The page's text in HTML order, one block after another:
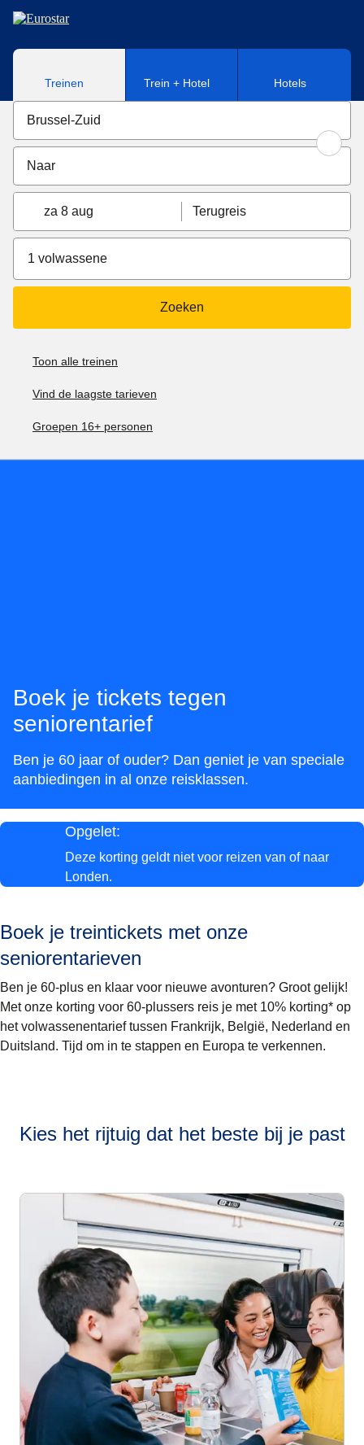
Naar hoofdinhoud
Treinen Trein + Hotel Hotels
za 8 aug Terugreis
1 volwassene
Zoeken
Toon alle treinen
Vind de laagste tarieven
Groepen 16+ personen
Boek je tickets tegen
seniorentarief
Ben je 60 jaar of ouder? Dan geniet je van speciale
aanbiedingen in al onze reisklassen.
Opgelet:
Deze korting geldt niet voor reizen van of naar
Londen.
Boek je treintickets met onze
seniorentarieven
Ben je 60-plus en klaar voor nieuwe avonturen? Groot gelijk!
Met onze korting voor 60-plussers reis je met 10% korting* op
het volwassenentarief tussen Frankrijk, België, Nederland en
Duitsland. Tijd om in te stappen en Europa te verkennen.
Kies het rijtuig dat het beste bij je past